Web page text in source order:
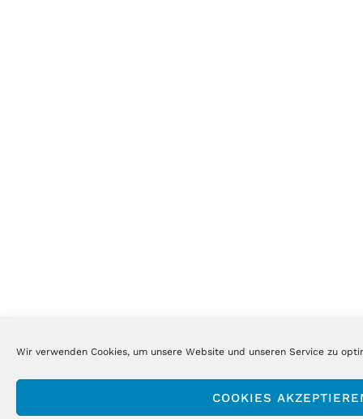
Wir verwenden Cookies, um unsere Website und unseren Service zu
COOKIES